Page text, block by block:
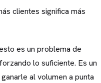
clientes significa más
es un problema de
lo suficiente. Es un
al volumen a punta